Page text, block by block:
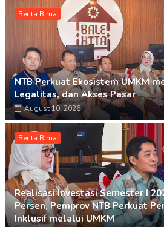
Berita Bima
NTB Perkuat Ekosistem UMKM
Legalitas, dan Akses Pasar
August 10, 2026
Berita Bima
Realisasi Investasi Semester I
Persen, Pemprov NTB Perkuat
Inklusif melalui UMKM